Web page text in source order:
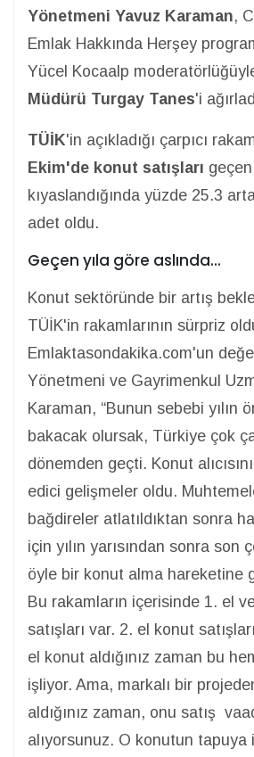
Yönetmeni Yavuz Karaman,
Emlak Hakkında Herşey
Yücel Kocaalp
Müdürü Turgay Tanes'i
TÜİK'in açıkladığı çarpıcı
Ekim'de konut satışları
kıyaslandığında yüzde 25.3
adet oldu.
Geçen yıla göre aslında...
Konut sektöründe bir artış
TÜİK'in rakamlarının sürpriz
Emlaktasondakika.com'un
Yönetmeni ve Gayrimenkul
Karaman, “Bunun sebebi yılın
bakacak olursak, Türkiye çok
dönemden geçti. Konut
edici gelişmeler oldu.
bağdireler atlatıldıktan sonra
için yılın yarısından sonra son
öyle bir konut alma hareketine
Bu rakamların içerisinde 1. el
satışları var. 2. el konut
el konut aldığınız zaman bu
işliyor. Ama, markalı bir
aldığınız zaman, onu satış
alıyorsunuz. O konutun tapuya